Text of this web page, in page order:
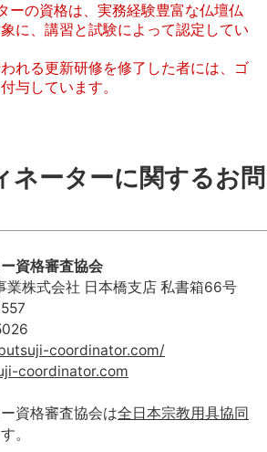
ーの資格は、実務経験豊富な仏壇仏
に、講習と試験によって認定してい
れる更新研修を修了した者には、ゴ
与しています。
ネーターに関するお問
資格審査協会
株式会社 日本橋支店 私書箱66号
coordinator.com/
coordinator.com
資格審査協会は全日本宗教用具協同
。